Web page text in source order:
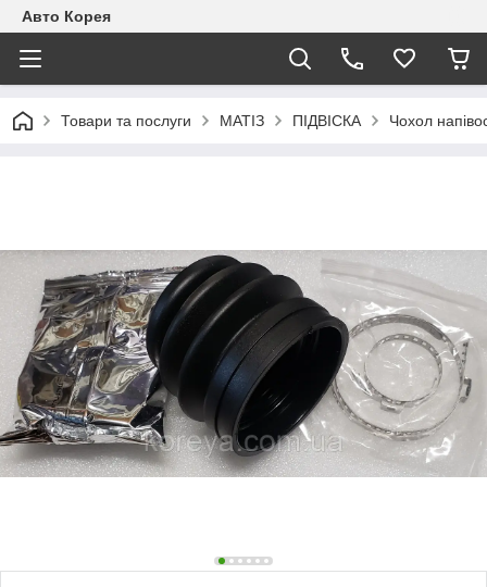
Авто Корея
Товари та послуги МАТІЗ ПІДВІСКА Чохол